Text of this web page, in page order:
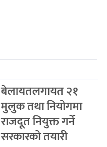
बेलायतलगायत २१
मुलुक तथा नियोगमा
राजदूत नियुक्त गर्ने
सरकारको तयारी